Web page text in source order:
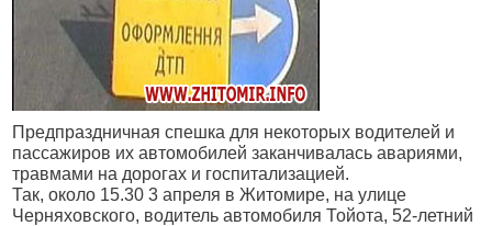
Предпраздничная спешка для некоторых водителей и
пассажиров их автомобилей заканчивалась авариями,
травмами на дорогах и госпитализацией.
Так, около 15.30 3 апреля в Житомире, на улице
Черняховского, водитель автомобиля Тойота, 52-летний